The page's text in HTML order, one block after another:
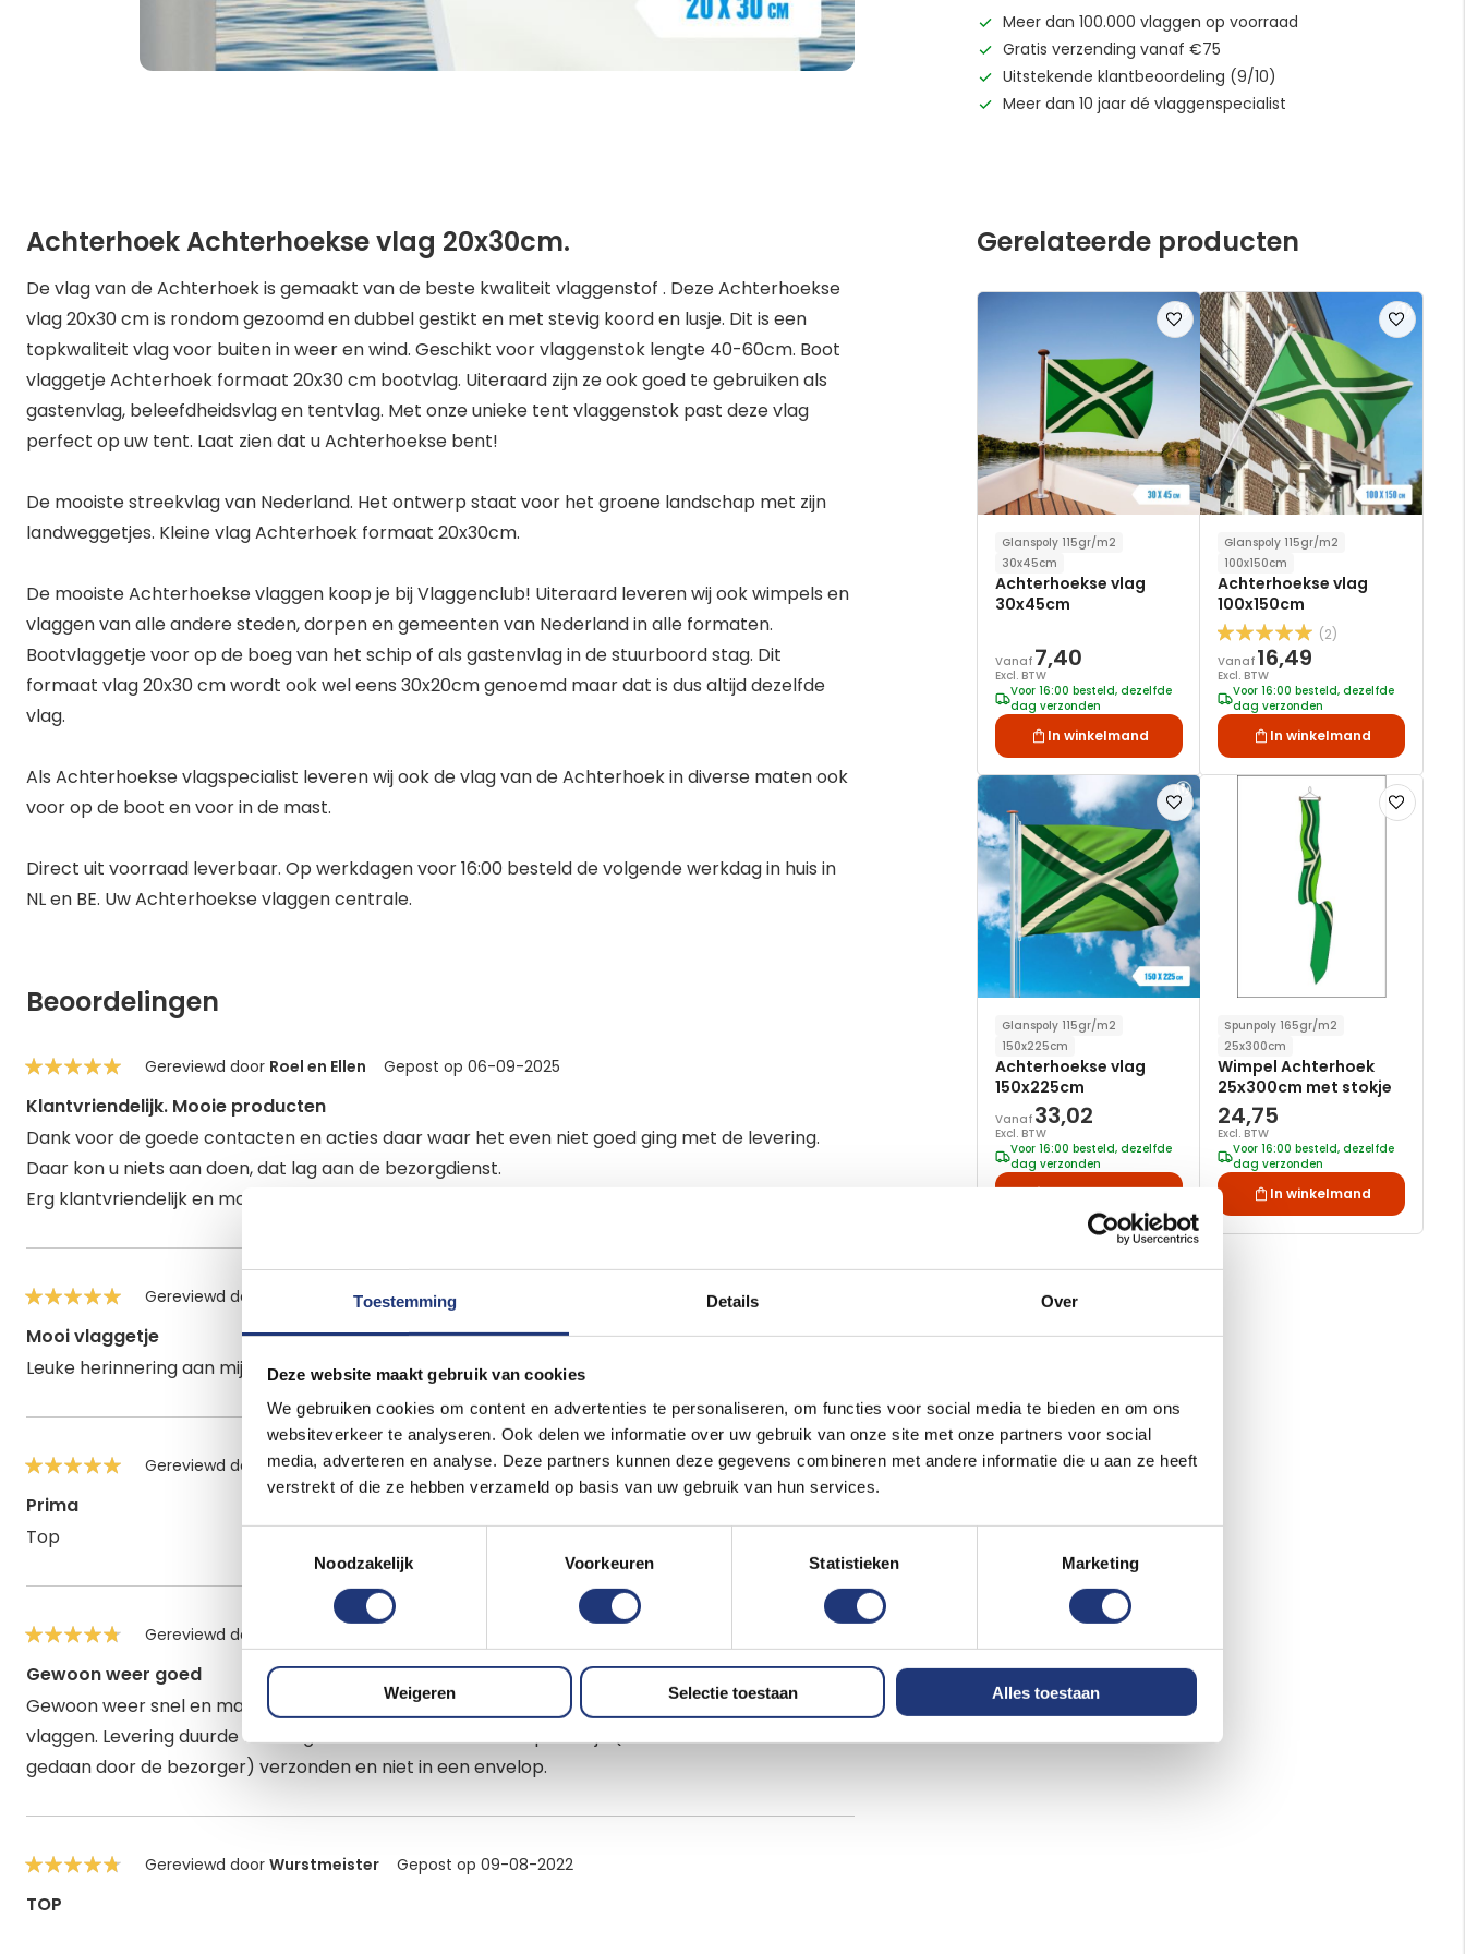
Toestemming Details Over
Deze website maakt gebruik van cookies
We gebruiken cookies om content en advertenties te personaliseren, om functies voor social media te bieden en om ons
websiteverkeer te analyseren. Ook delen we informatie over uw gebruik van onze site met onze partners voor social
media, adverteren en analyse. Deze partners kunnen deze gegevens combineren met andere informatie die u aan ze heeft
verstrekt of die ze hebben verzameld op basis van uw gebruik van hun services.
Noodzakelijk
Voorkeuren Statistieken Marketing
Weigeren Selectie toestaan Alles toestaan
Meer dan 100.000 vlaggen op voorraad
Gratis verzending vanaf €75
Uitstekende klantbeoordeling (9/10)
Meer dan 10 jaar dé vlaggenspecialist
Achterhoek Achterhoekse vlag 20x30cm.
De vlag van de Achterhoek is gemaakt van de beste kwaliteit vlaggenstof . Deze Achterhoekse
vlag 20x30 cm is rondom gezoomd en dubbel gestikt en met stevig koord en lusje. Dit is een
topkwaliteit vlag voor buiten in weer en wind. Geschikt voor vlaggenstok lengte 40-60cm. Boot
vlaggetje Achterhoek formaat 20x30 cm bootvlag. Uiteraard zijn ze ook goed te gebruiken als
gastenvlag, beleefdheidsvlag en tentvlag. Met onze unieke tent vlaggenstok past deze vlag
perfect op uw tent. Laat zien dat u Achterhoekse bent!
De mooiste streekvlag van Nederland. Het ontwerp staat voor het groene landschap met zijn
landweggetjes. Kleine vlag Achterhoek formaat 20x30cm.
De mooiste Achterhoekse vlaggen koop je bij Vlaggenclub! Uiteraard leveren wij ook wimpels en
vlaggen van alle andere steden, dorpen en gemeenten van Nederland in alle formaten.
Bootvlaggetje voor op de boeg van het schip of als gastenvlag in de stuurboord stag. Dit
formaat vlag 20x30 cm wordt ook wel eens 30x20cm genoemd maar dat is dus altijd dezelfde
vlag.
Als Achterhoekse vlagspecialist leveren wij ook de vlag van de Achterhoek in diverse maten ook
voor op de boot en voor in de mast.
Direct uit voorraad leverbaar. Op werkdagen voor 16:00 besteld de volgende werkdag in huis in
NL en BE. Uw Achterhoekse vlaggen centrale.
Beoordelingen
Gereviewd door Roel en Ellen Gepost op 06-09-2025
Klantvriendelijk. Mooie producten
Dank voor de goede contacten en acties daar waar het even niet goed ging met de levering.
Daar kon u niets aan doen, dat lag aan de bezorgdienst.
Erg klantvriendelijk en mooie producten! Zeer tevreden.
Gereviewd door Wim Enzerink Gepost op
Mooi vlaggetje
Leuke herinnering aan mijn geboorte streek.
Gereviewd doorHelma Scholten Gepost op 06-06-2025
Prima
Top
Gereviewd door
Gewoon weer goed
Gewoon weer snel en makkelijk kunnen bestellen. Groot assortiment, ook in niet alledaagse
vlaggen. Levering duurde wel langer dan normaal. Werd als pakketje (dat wel in de brievenbus is
gedaan door de bezorger) verzonden en niet in een envelop.
Gereviewd door Wurstmeister Gepost op 09-08-2022
TOP
Gerelateerde producten
Voeg
toe
verlanglijst
Glanspoly 115gr/m2
30x45cm
Achterhoekse vlag
30x45cm
Vanaf 7,40
Excl. BTW
Voor 16:00 besteld, dezelfde
dag verzonden
In winkelmand
Voeg
toe
verlanglijst
Glanspoly 115gr/m2
100x150cm
Achterhoekse vlag
100x150cm
Waardering:
100
% of100
(2)
Vanaf 16,49
Excl. BTW
Voor 16:00 besteld, dezelfde
dag verzonden
In winkelmand
Voeg
toe
aan
verlanglijst
Glanspoly 115gr/m2
150x225cm
Achterhoekse vlag
150x225cm
Vanaf 33,02
Excl. BTW
Voor 16:00 besteld, dezelfde
dag verzonden
In winkelmand
Voeg
toe
Spunpoly 165gr/m2
25x300cm
Wimpel Achterhoek
25x300cm met stokje
24,75
Excl. BTW
Voor 16:00 besteld, dezelfde
dag verzonden
In winkelmand